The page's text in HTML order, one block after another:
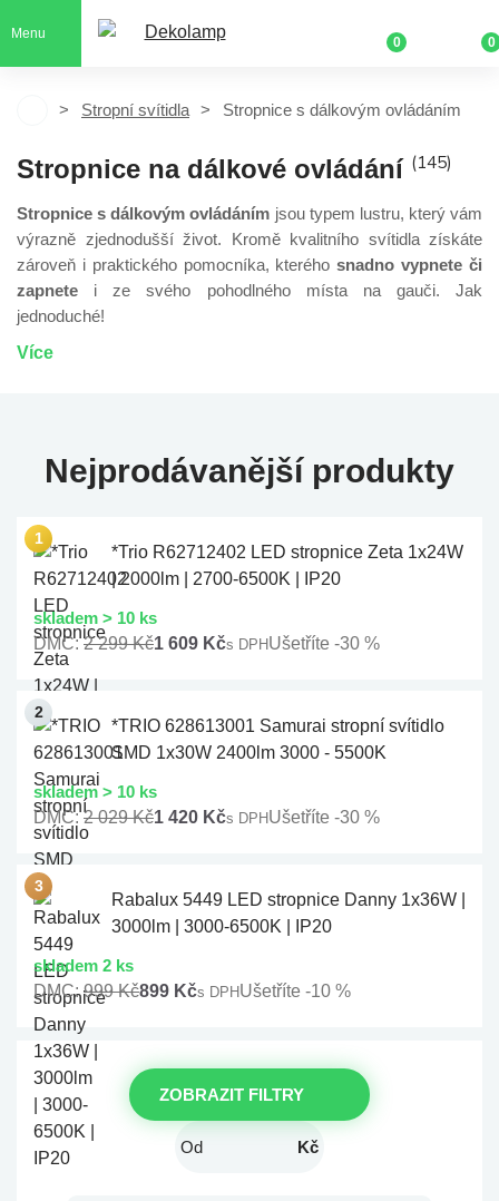
Menu
0 0
Stropní svítidla Stropnice s dálkovým ovládáním
Stropnice na dálkové ovládání (145)
Stropnice s dálkovým ovládáním jsou typem lustru, který vám
výrazně zjednodušší život. Kromě kvalitního svítidla získáte
zároveň i praktického pomocníka, kteréhosnadno vypnete či
zapnete i ze svého pohodlného místa na gauči. Jak
jednoduché!
Více
Nejprodávanější produkty
*Trio R62712402 LED stropnice Zeta 1x24W
| 2000lm | 2700-6500K | IP20
skladem > 10 ks
DMC:2 299 Kč1 609 Kčs DPHUšetříte -30 %
*TRIO 628613001 Samurai stropní svítidlo
SMD 1x30W 2400lm 3000 - 5500K
skladem > 10 ks
DMC:2 029 Kč1 420 Kčs DPHUšetříte -30 %
Rabalux 5449 LED stropnice Danny 1x36W |
3000lm | 3000-6500K | IP20
skladem 2 ks
DMC:999 Kč899 Kčs DPHUšetříte -10 %
ZOBRAZIT FILTRY
Kč